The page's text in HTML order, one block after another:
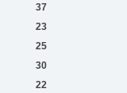
37
23
25
30
22